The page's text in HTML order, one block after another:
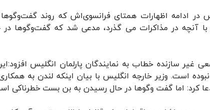
در ادامه اظهارات همتای فرانسوی‌اش که روند
با آنچه در مذاکرات می گذرد، مدعی شد که گفت‌وگوها
سازنده خطاب به نمایندگان پارلمان انگلیس
است. وزیر خارجه انگلیس با بیان اینکه لندن به
کرد: اما گفت‌ وگوها در حال رسیدن به بن بست خطرناکی